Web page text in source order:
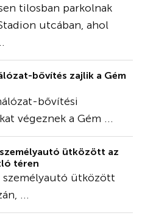
tilosban parkolnak
utcában, ahol
bővítés zajlik a Gém
bővítési
végeznek a Gém ...
ütközött az
téren
személyautó ütközött
...